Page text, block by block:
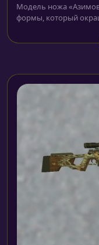
Модель ножа
формы, который